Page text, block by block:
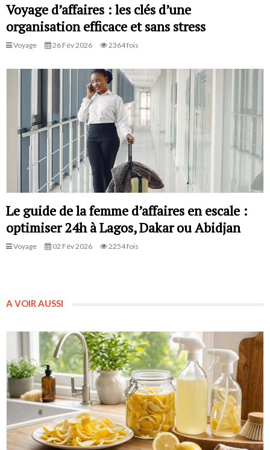
Voyage d’affaires : les clés d’une
organisation efficace et sans stress
Voyage 26 Fév 2026 2364 fois
Le guide de la femme d’affaires en escale :
optimiser 24h à Lagos, Dakar ou Abidjan
Voyage 02 Fév 2026 2254 fois
A VOIR AUSSI